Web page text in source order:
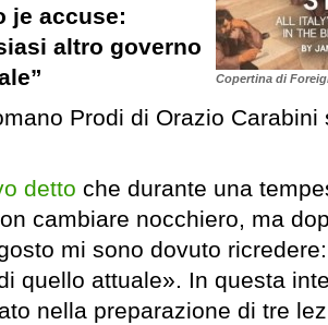
Copertina di
je accuse:
altro governo
Prodi di Orazio
detto che durante una
cambiare nocchiero, ma
mi sono dovuto
quello attuale». In questa
nella preparazione di tre